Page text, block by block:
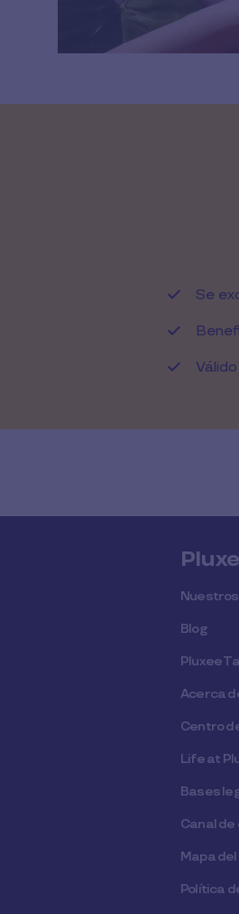
Se
Blog
Pluxee
Acerca
Centro
Life at
Bases
Canal
Mapa
Política